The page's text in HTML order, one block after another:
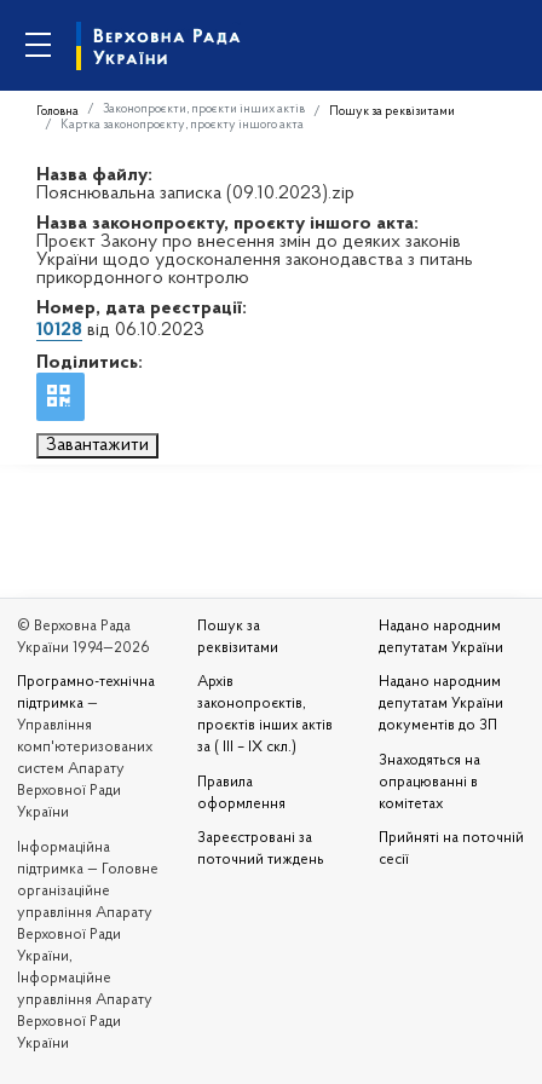
Головна Законопроєкти, проєкти інших актів
Пошук за реквізитами
Картка законопроєкту, проєкту іншого акта
Назва файлу:
Пояснювальна записка (09.10.2023).zip
Назва законопроєкту, проєкту іншого акта:
Проєкт Закону про внесення змін до деяких законів
України щодо удосконалення законодавства з питань
прикордонного контролю
Номер, дата реєстрації:
10128 від 06.10.2023
Поділитись:
Завантажити
© Верховна Рада
України 1994—2026
Програмно-технічна
підтримка —
Управління
комп'ютеризованих
систем Апарату
Верховної Ради
України
Iнформаційна
підтримка — Головне
організаційне
управління Апарату
Верховної Ради
України,
Інформаційне
управління Апарату
Верховної Ради
України
Пошук за
реквізитами
Архів
законопроєктів,
проєктів інших актів
за ( III – IX скл.)
Правила
оформлення
Зареєстровані за
поточний тиждень
Надано народним
депутатам України
Надано народним
депутатам України
документів до ЗП
Знаходяться на
опрацюванні в
комітетах
Прийняті на поточній
сесії